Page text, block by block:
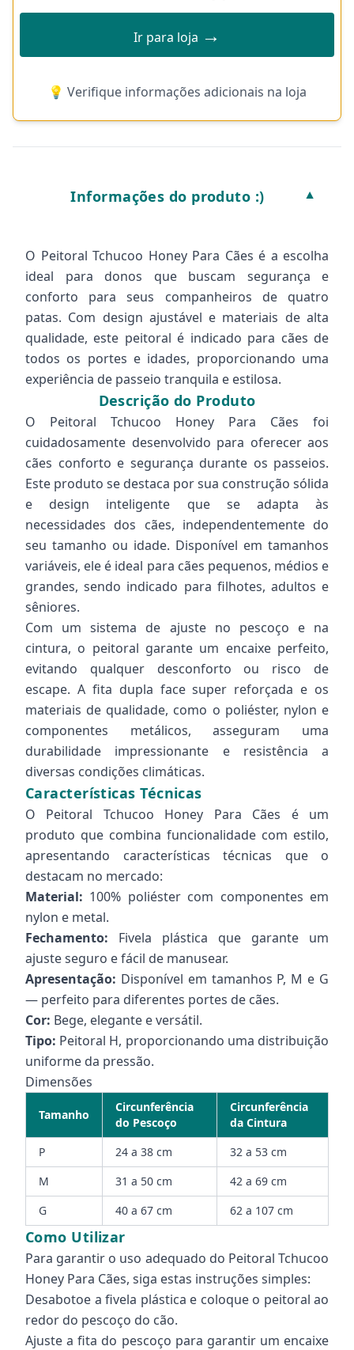
Ir para loja →
💡 Verifique informações adicionais na loja
Informações do produto :) ▼
O Peitoral Tchucoo Honey Para Cães é a escolha
ideal para donos que buscam segurança e
conforto para seus companheiros de quatro
patas. Com design ajustável e materiais de alta
qualidade, este peitoral é indicado para cães de
todos os portes e idades, proporcionando uma
experiência de passeio tranquila e estilosa.
Descrição do Produto
O Peitoral Tchucoo Honey Para Cães foi
cuidadosamente desenvolvido para oferecer aos
cães conforto e segurança durante os passeios.
Este produto se destaca por sua construção sólida
e design inteligente que se adapta às
necessidades dos cães, independentemente do
seu tamanho ou idade. Disponível em tamanhos
variáveis, ele é ideal para cães pequenos, médios e
grandes, sendo indicado para filhotes, adultos e
sêniores.
Com um sistema de ajuste no pescoço e na
cintura, o peitoral garante um encaixe perfeito,
evitando qualquer desconforto ou risco de
escape. A fita dupla face super reforçada e os
materiais de qualidade, como o poliéster, nylon e
componentes metálicos, asseguram uma
durabilidade impressionante e resistência a
diversas condições climáticas.
Características Técnicas
O Peitoral Tchucoo Honey Para Cães é um
produto que combina funcionalidade com estilo,
apresentando características técnicas que o
destacam no mercado:
Material: 100% poliéster com componentes em
nylon e metal.
Fechamento: Fivela plástica que garante um
ajuste seguro e fácil de manusear.
Apresentação: Disponível em tamanhos P, M e G
— perfeito para diferentes portes de cães.
Cor: Bege, elegante e versátil.
Tipo: Peitoral H, proporcionando uma distribuição
uniforme da pressão.
Dimensões
Tamanho
Circunferência
do Pescoço
Circunferência
da Cintura
P
24 a 38 cm
32 a 53 cm
M
31 a 50 cm
42 a 69 cm
G
40 a 67 cm 62 a 107 cm
Como Utilizar
Para garantir o uso adequado do Peitoral Tchucoo
Honey Para Cães, siga estas instruções simples:
Desabotoe a fivela plástica e coloque o peitoral ao
redor do pescoço do cão.
Ajuste a fita do pescoço para garantir um encaixe